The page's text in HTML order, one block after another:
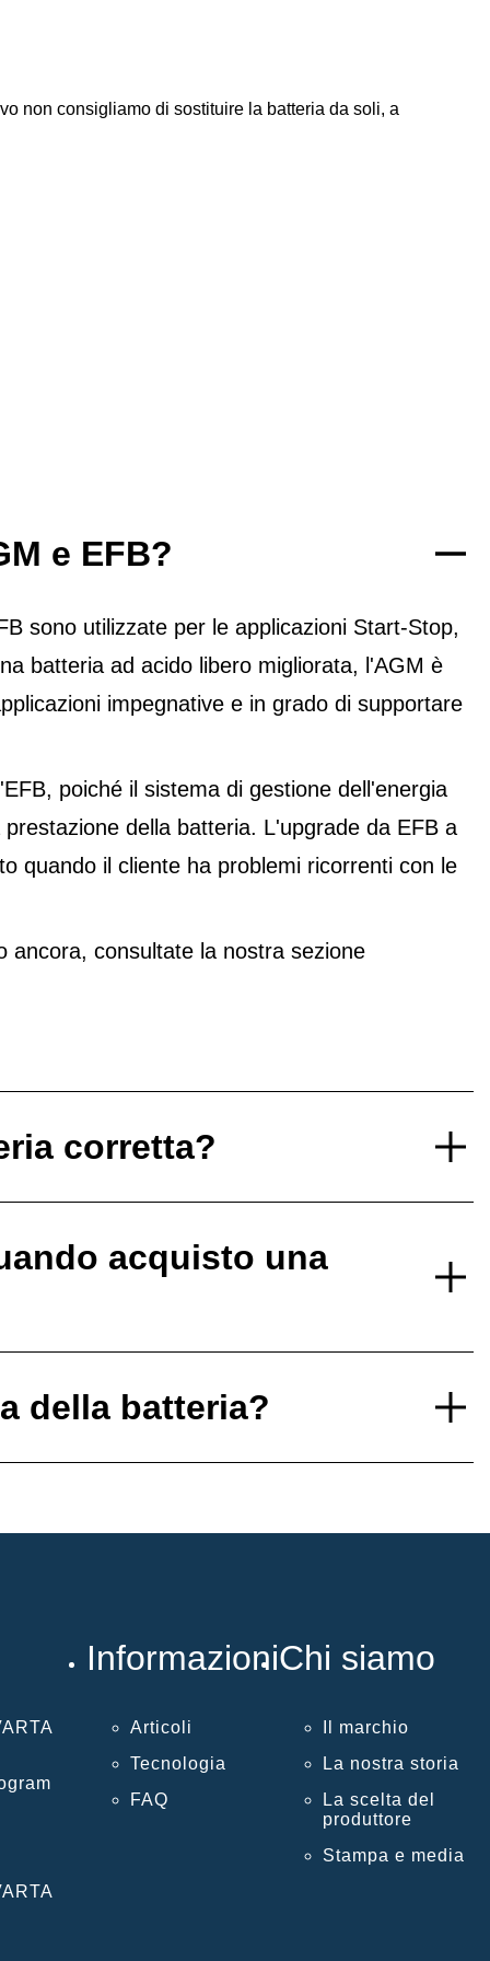
non consigliamo di sostituire la batteria da soli, a
e EFB?
sono utilizzate per le applicazioni Start-Stop,
batteria ad acido libero migliorata, l'AGM è
impegnative e in grado di supportare
poiché il sistema di gestione dell'energia
della batteria. L'upgrade da EFB a
quando il cliente ha problemi ricorrenti con le
ancora, consultate la nostra sezione
corretta?
acquisto una
della batteria?
Informazioni
Articoli
Tecnologia
FAQ
Chi siamo
Il marchio
La nostra storia
La scelta del
produttore
Stampa e media